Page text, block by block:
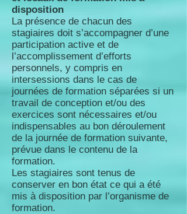
disposition
La présence de chacun des
stagiaires doit s’accompagner d’une
participation active et de
l’accomplissement d’efforts
personnels, y compris en
intersessions dans le cas de
journées de formation séparées si un
travail de conception et/ou des
exercices sont nécessaires et/ou
indispensables au bon déroulement
de la journée de formation suivante,
prévue dans le contenu de la
formation.
Les stagiaires sont tenus de
conserver en bon état ce qui a été
mis à disposition par l’organisme de
formation.